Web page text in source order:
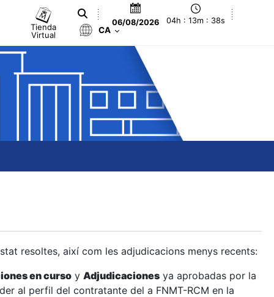
Tienda
Virtual
06/08/2026 04h : 13m : 39s
CA
resoltes, així com les adjudicacions menys recents:
en curso y Adjudicaciones ya aprobadas por la
al perfil del contratante del a FNMT-RCM en la